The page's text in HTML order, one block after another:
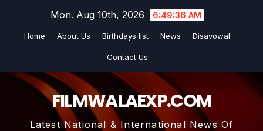
Mon. Aug 10th, 2026 6:49:37 AM
Home About Us Birthdays list News Disavowal
Contact Us
FILMWALAEXP.COM
Latest National & International News Of